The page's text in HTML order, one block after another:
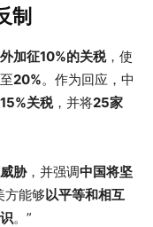
制
加征10%的关税，使
20%。作为回应，中
关税，并将25家
胁，并强调中国将坚
方能够以平等和相互
。”